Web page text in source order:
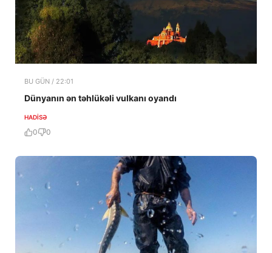
BU GÜN / 22:01
Dünyanın ən təhlükəli vulkanı oyandı
HADISƏ
0 0